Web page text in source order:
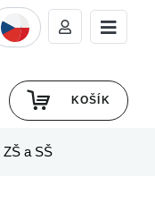
KOŠÍK
ZŠ a SŠ